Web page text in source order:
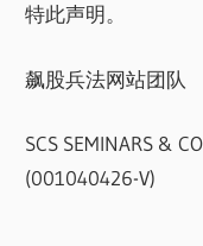
特此声明。
飙股兵法网站团队
SCS SEMINARS &
(001040426-V)